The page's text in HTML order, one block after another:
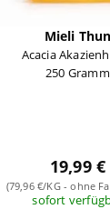
Mieli Thun
Acacia
250 Gramm
19,99 €
(79,96 €/KG - ohne
sofort